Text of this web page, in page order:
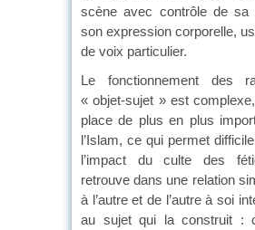
scène avec contrôle de sa
son expression corporelle,
de voix particulier.
Le fonctionnement des
« objet-sujet » est
place de plus en plus
l’Islam, ce qui permet
l’impact du culte des
retrouve dans une relation
à l’autre et de l’autre à soi
au sujet qui la construit :